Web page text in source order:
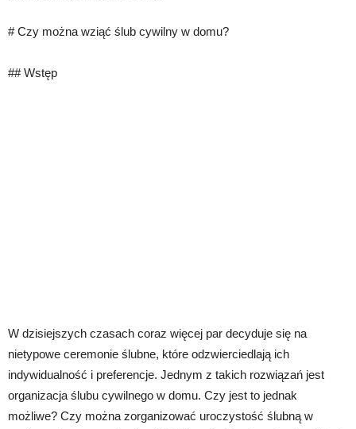
# Czy można wziąć ślub cywilny w domu?
## Wstęp
W dzisiejszych czasach coraz więcej par decyduje się na
nietypowe ceremonie ślubne, które odzwierciedlają ich
indywidualność i preferencje. Jednym z takich rozwiązań jest
organizacja ślubu cywilnego w domu. Czy jest to jednak
możliwe? Czy można zorganizować uroczystość ślubną w